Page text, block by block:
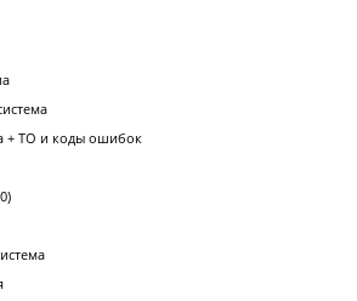
+ ТО и коды ошибок